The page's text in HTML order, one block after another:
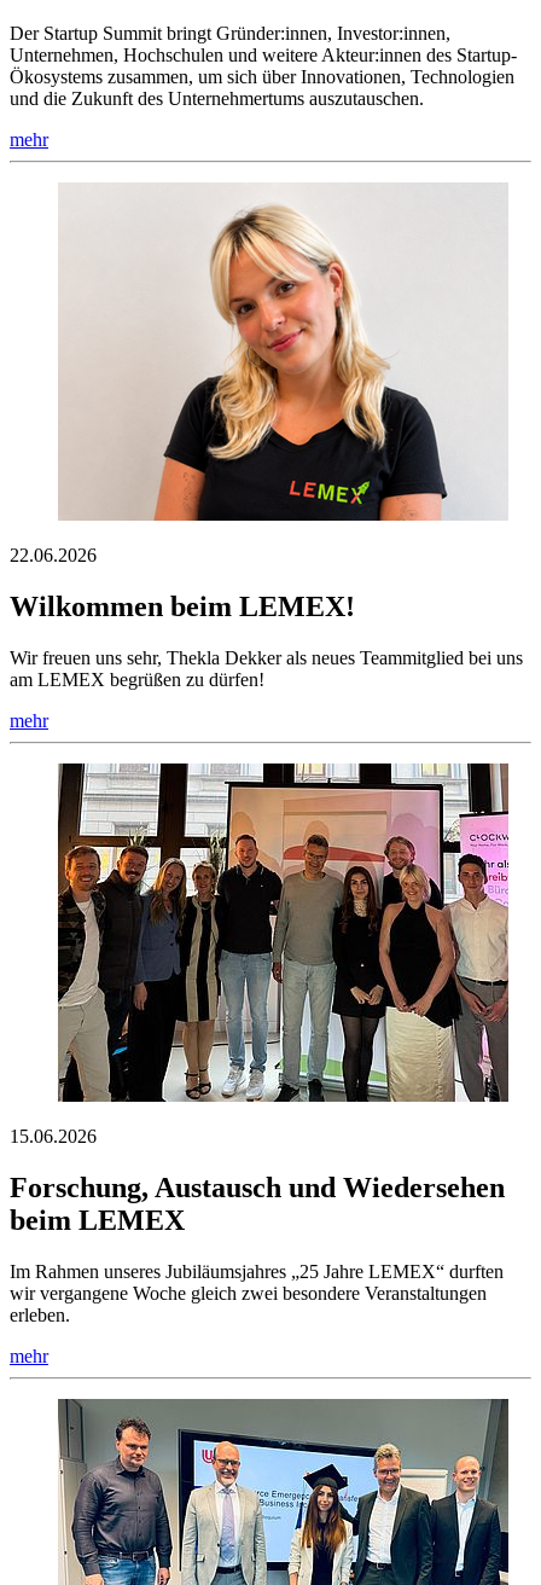
Der Startup Summit bringt Gründer:innen, Investor:innen,
Unternehmen, Hochschulen und weitere Akteur:innen des Startup-
Ökosystems zusammen, um sich über Innovationen, Technologien
und die Zukunft des Unternehmertums auszutauschen.
mehr
22.06.2026
Wilkommen beim LEMEX!
Wir freuen uns sehr, Thekla Dekker als neues Teammitglied bei uns
am LEMEX begrüßen zu dürfen!
mehr
15.06.2026
Forschung, Austausch und Wiedersehen
beim LEMEX
Im Rahmen unseres Jubiläumsjahres „25 Jahre LEMEX“ durften
wir vergangene Woche gleich zwei besondere Veranstaltungen
erleben.
mehr